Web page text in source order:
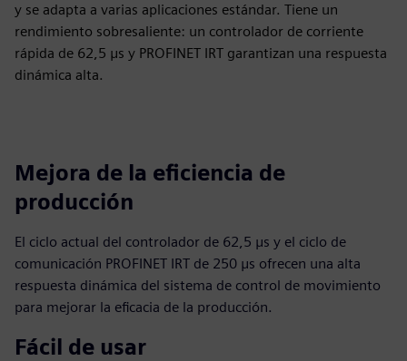
y se adapta a varias aplicaciones estándar. Tiene un
rendimiento sobresaliente: un controlador de corriente
rápida de 62,5 μs y PROFINET IRT garantizan una respuesta
dinámica alta.
Mejora de la eficiencia de
producción
El ciclo actual del controlador de 62,5 μs y el ciclo de
comunicación PROFINET IRT de 250 μs ofrecen una alta
respuesta dinámica del sistema de control de movimiento
para mejorar la eficacia de la producción.
Fácil de usar